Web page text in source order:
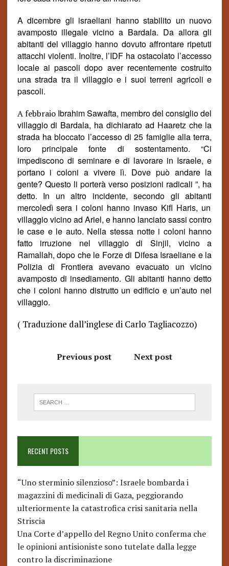
A dicembre gli israeliani hanno stabilito un nuovo
avamposto illegale vicino a Bardala. Da allora gli
abitanti del villaggio hanno dovuto affrontare ripetuti
attacchi violenti. Inoltre, l’IDF ha ostacolato l’accesso
locale ai pascoli dopo aver recentemente costruito
una strada tra il villaggio e i suoi terreni agricoli e
pascoli.
A febbraio Ibrahim Sawafta, membro del consiglio del
villaggio di Bardala, ha dichiarato ad Haaretz che la
strada ha bloccato l’accesso di 25 famiglie alla terra,
loro principale fonte di sostentamento. “Ci
impediscono di seminare e di lavorare in Israele, e
portano i coloni a vivere lì. Dove può andare la
gente? Questo li porterà verso posizioni radicali ”, ha
detto. In un altro incidente, secondo gliabitanti
mercoledì sera i coloni hanno invaso Kifl Haris, un
villaggio vicino ad Ariel, e hanno lanciato sassi contro
le case e le auto. Nella stessa notte i coloni hanno
fatto irruzione nel villaggio di Sinjil, vicino a
Ramallah, dopo che le Forze di Difesa Israeliane e la
Polizia di Frontiera avevano evacuato un vicino
avamposto di insediamento. Gli abitanti hanno detto
che i coloni hanno distrutto un edificio e un’auto nel
villaggio.
( Traduzione dall’inglese di Carlo Tagliacozzo)
Previous post Next post
RECENT POSTS
“Uno sterminio silenzioso”: Israele bombarda i
magazzini di medicinali di Gaza, peggiorando
ulteriormente la catastrofica crisi sanitaria nella
Striscia
Una Corte d’appello del Regno Unito conferma che
le opinioni antisioniste sono tutelate dalla legge
contro la discriminazione